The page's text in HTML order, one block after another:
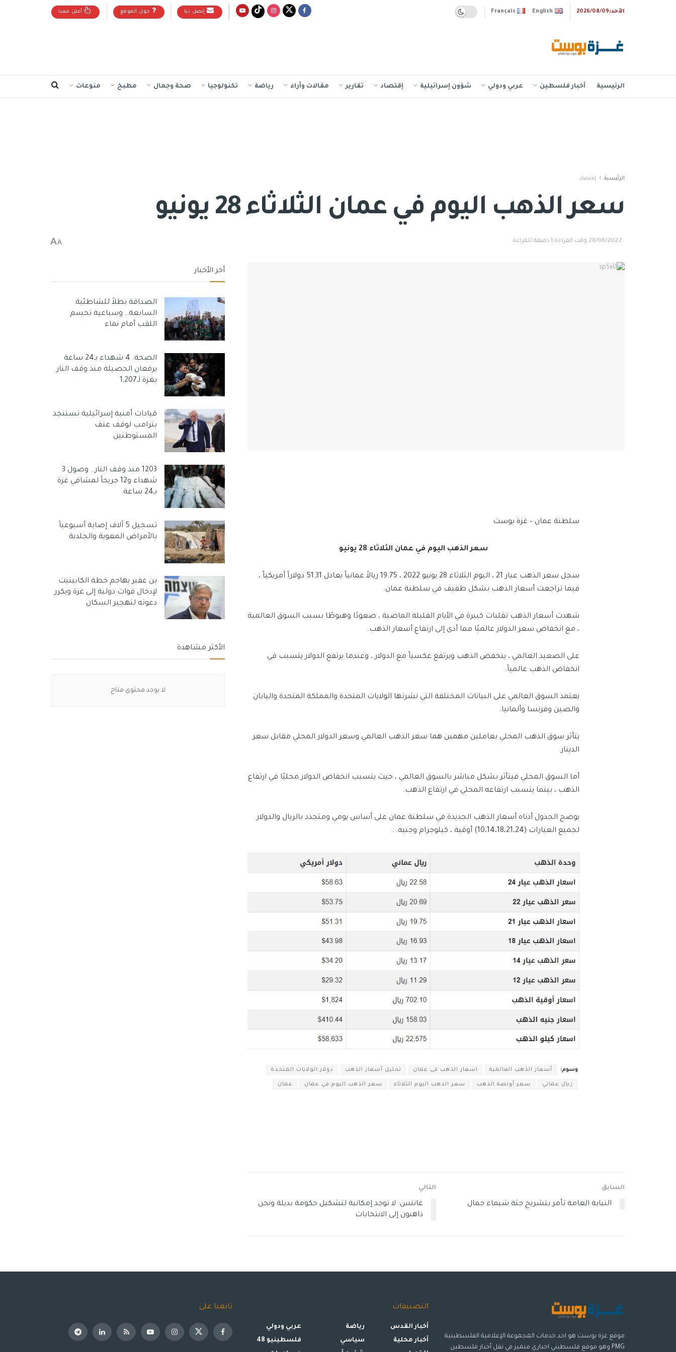
الأحد:2026/08/09 Français English إتصل بنا حول الموقع أعلن معنا
الرئيسية أخبار فلسطين عربي ودولي شؤون إسرائيلية إقتصاد تقارير مقالات وأراء رياضة تكنولوجيا صحة وجمال مطبخ منوعات
الرئيسية إقتصاد
سعر الذهب اليوم في عمان الثلاثاء 28 يونيو
28/06/2022 وقت القراءة:1 دقيقة للقراءة A
A
سلطنة عمان – غزة بوست
سعر الذهب اليوم في عمان الثلاثاء 28 يونيو
سجل سعر الذهب عيار 21 ، اليوم الثلاثاء 28 يونيو 2022 ، 19.75 ريالاً عمانياً يعادل 51.31 دولاراً أمريكياً ،
فيما تراجعت أسعار الذهب بشكل طفيف في سلطنة عمان.
شهدت أسعار الذهب تقلبات كبيرة في الأيام القليلة الماضية ، صعودًا وهبوطًا بسبب السوق العالمية
، مع انخفاض سعر الدولار عالميًا مما أدى إلى ارتفاع أسعار الذهب.
على الصعيد العالمي ، ينخفض ​​الذهب ويرتفع عكسياً مع الدولار ، وعندما يرتفع الدولار يتسبب في
انخفاض الذهب عالمياً.
يعتمد السوق العالمي على البيانات المختلفة التي نشرتها الولايات المتحدة والمملكة المتحدة واليابان
والصين وفرنسا وألمانيا.
يتأثر سوق الذهب المحلي بعاملين مهمين هما سعر الذهب العالمي وسعر الدولار المحلي مقابل سعر
الدينار.
أما السوق المحلي فيتأثر بشكل مباشر بالسوق العالمي ، حيث يتسبب انخفاض الدولار محليًا في ارتفاع
الذهب ، بينما يتسبب ارتفاعه المحلي في ارتفاع الذهب.
يوضح الجدول أدناه أسعار الذهب الجديدة في سلطنة عمان على أساس يومي ومتجدد بالريال والدولار
لجميع العيارات (10،14،18،21،24) أوقية ، كيلوجرام وجنيه. .
وسوم: أسعار الذهب العالمية اسعار الذهب فى عمان تحليل أسعار الذهب دولار الولايات المتحدة
ريال عماني سعر أونصة الذهب سعر الذهب اليوم الثلاثاء سعر الذهب اليوم في عمان عمان
السابق
النيابة العامة تأمر بتشريح جثة شيماء جمال
التالي
غانتس: لا توجد إمكانية لتشكيل حكومة بديلة ونحن
ذاهبون إلى الانتخابات
أخر الأخبار
الصداقة بطلاً للشاطئية
السابعة.. وسباعية تحسم
اللقب أمام نماء
الصحة: 4 شهداء بـ24 ساعة
يرفعان الحصيلة منذ وقف النار
بغزة لـ1,207
قيادات أمنية إسرائيلية تستنجد
بترامب لوقف عنف
المستوطنين
1203 منذ وقف النار.. وصول 3
شهداء و12 جريحاً لمشافي غزة
بـ24 ساعة
تسجيل 5 آلاف إصابة أسبوعياً
بالأمراض المعوية والجلدية
بن غفير يهاجم خطة الكابينيت
لإدخال قوات دولية إلى غزة ويكرر
دعوته لتهجير السكان
الأكثر مشاهدة
لا يوجد محتوى متاح
موقع غزة بوست هو احد خدمات المجموعة الإعلامية الفلسطينية
PMG وهو موقع فلسطيني اخباري متميز في نقل أخبار فلسطين
التصنيفات
أخبار القدس
أخبار محلية
رياضة
سياسي
عربي ودولي
فلسطينيو 48
تابعنا على